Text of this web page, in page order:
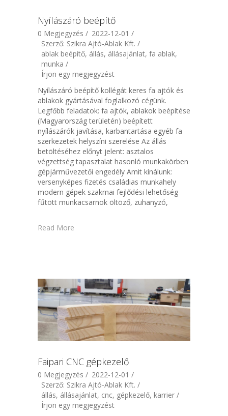
Nyílászáró beépítő
0 Megjegyzés / 2022-12-01 /
Szerző: Szikra Ajtó-Ablak Kft. /
ablak beépítő, állás, állásajánlat, fa ablak,
munka /
Írjon egy megjegyzést
Nyílászáró beépítő kollégát keres fa ajtók és
ablakok gyártásával foglalkozó cégünk.
Legfőbb feladatok: fa ajtók, ablakok beépítése
(Magyarország területén) beépített
nyílászárók javítása, karbantartása egyéb fa
szerkezetek helyszíni szerelése Az állás
betöltéséhez előnyt jelent: asztalos
végzettség tapasztalat hasonló munkakörben
gépjárművezetői engedély Amit kínálunk:
versenyképes fizetés családias munkahely
modern gépek szakmai fejlődési lehetőség
fűtött munkacsarnok öltöző, zuhanyzó,
Read More
Faipari CNC gépkezelő
0 Megjegyzés / 2022-12-01 /
Szerző: Szikra Ajtó-Ablak Kft. /
állás, állásajánlat, cnc, gépkezelő, karrier /
Írjon egy megjegyzést